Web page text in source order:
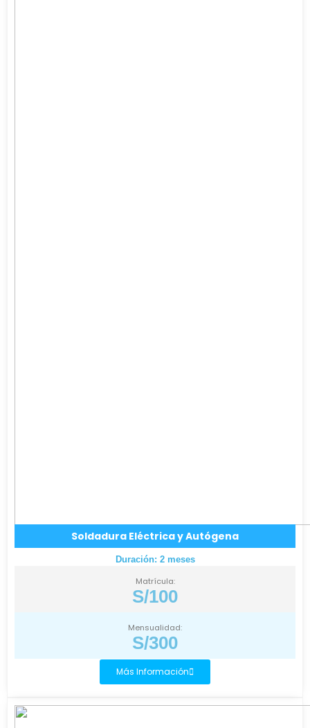
Soldadura Eléctrica y Autógena
Duración: 2 meses
Matrícula:
S/100
Mensualidad:
S/300
Más Información